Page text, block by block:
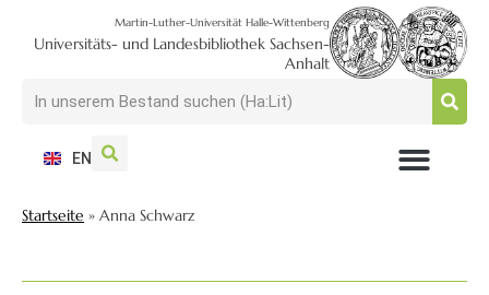
Martin-Luther-Universität Halle-Wittenberg
Universitäts- und Landesbibliothek Sachsen-
Anhalt
EN
Startseite » Anna Schwarz